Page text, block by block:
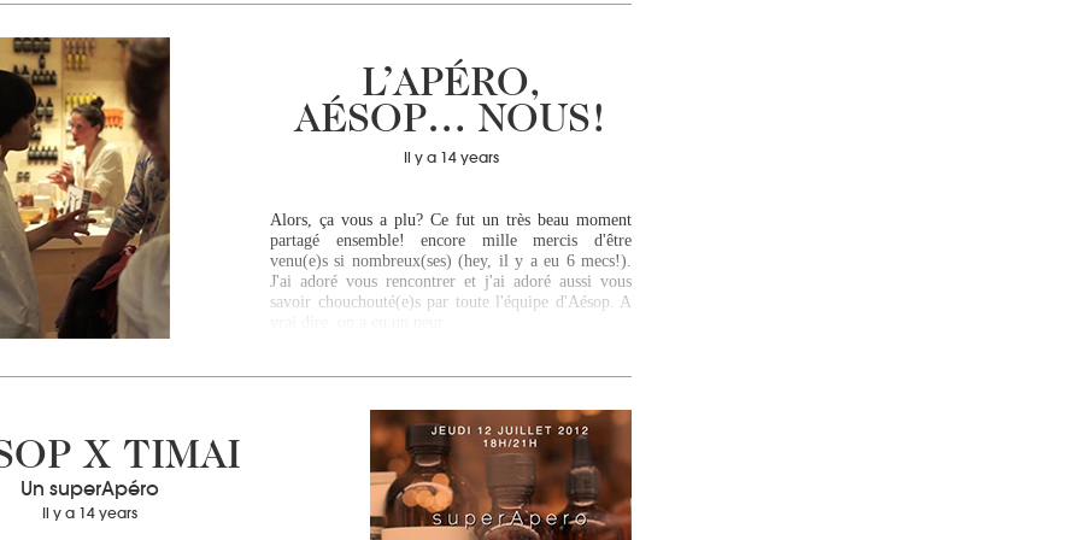
L’APÉRO,
AÉSOP… NOUS!
Il y a 14 years
Alors, ça vous a plu? Ce fut un très beau moment
partagé ensemble! encore mille mercis d'être
venu(e)s si nombreux(ses) (hey, il y a eu 6 mecs!).
J'ai adoré vous rencontrer et j'ai adoré aussi vous
savoir chouchouté(e)s par toute l'équipe d'Aésop. A
X TIMAI
Un superApéro
Il y a 14 years